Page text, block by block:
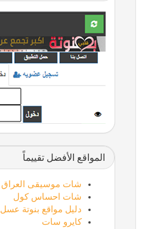
المواقع الأفضل تقييماً
شات موسيقى العراق
شات احساس كول
دليل مواقع بنوتة عسل
كايرو سات